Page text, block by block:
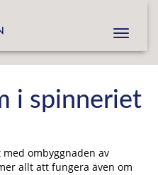
T
o
g
e
i spinneriet
ombyggnaden av
allt att fungera även om